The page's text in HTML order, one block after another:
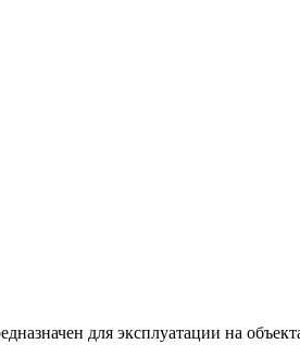
для эксплуатации на